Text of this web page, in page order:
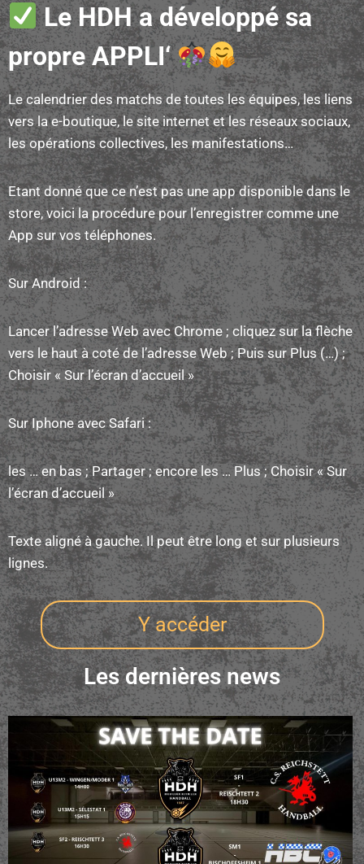
Le HDH a développé sa
propreAPPLI‘
Le calendrier des matchs de toutes les équipes, les liens
vers la e-boutique, le site internet et les réseaux sociaux,
les opérations collectives, les manifestations…
Etant donné que ce n’est pas une app disponible dans le
store, voici la procédure pour l’enregistrer comme une
App sur vos téléphones.
Sur Android :
Lancer l’adresse Web avec Chrome ; cliquez sur la flèche
vers le haut à coté de l’adresse Web ; Puis sur Plus (…) ;
Choisir « Sur l’écran d’accueil »
Sur Iphone avec Safari :
les … en bas ;Partager ;encore les … Plus ;Choisir « Sur
l’écran d’accueil »
Texte aligné à gauche. Il peut être long et sur plusieurs
lignes.
Y accéder
Les dernières news